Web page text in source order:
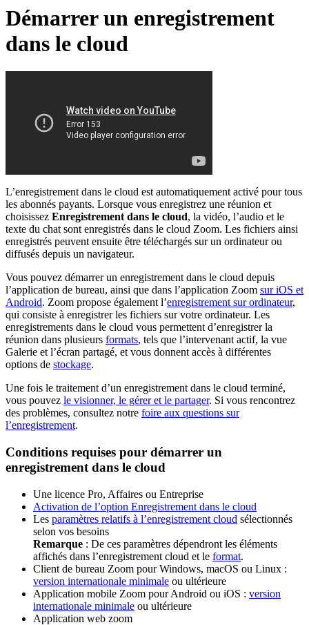
Démarrer un enregistrement
dans le cloud
L’enregistrement dans le cloud est automatiquement activé pour tous
les abonnés payants. Lorsque vous enregistrez une réunion et
choisissez Enregistrement dans le cloud, la vidéo, l’audio et le
texte du chat sont enregistrés dans le cloud Zoom. Les fichiers ainsi
enregistrés peuvent ensuite être téléchargés sur un ordinateur ou
diffusés depuis un navigateur.
Vous pouvez démarrer un enregistrement dans le cloud depuis
l’application de bureau, ainsi que dans l’application Zoom sur iOS et
Android. Zoom propose également l’enregistrement sur ordinateur,
qui consiste à enregistrer les fichiers sur votre ordinateur. Les
enregistrements dans le cloud vous permettent d’enregistrer la
réunion dans plusieurs formats, tels que l’intervenant actif, la vue
Galerie et l’écran partagé, et vous donnent accès à différentes
options de stockage.
Une fois le traitement d’un enregistrement dans le cloud terminé,
vous pouvez le visionner, le gérer et le partager. Si vous rencontrez
des problèmes, consultez notre foire aux questions sur
l’enregistrement.
Conditions requises pour démarrer un
enregistrement dans le cloud
Une licence Pro, Affaires ou Entreprise
Activation de l’option Enregistrement dans le cloud
Les paramètres relatifs à l’enregistrement cloud sélectionnés
selon vos besoins
Remarque : De ces paramètres dépendront les éléments
affichés dans l’enregistrement cloud et le format.
Client de bureau Zoom pour Windows, macOS ou Linux :
version internationale minimale ou ultérieure
Application mobile Zoom pour Android ou iOS : version
internationale minimale ou ultérieure
Application web zoom